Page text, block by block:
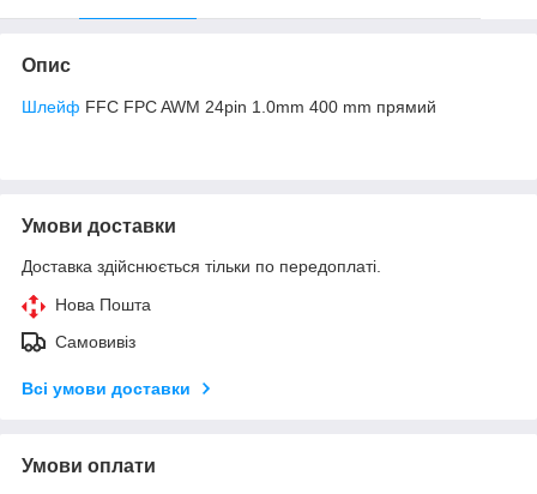
Опис
Шлейф FFC FPC AWM 24pin 1.0mm 400 mm прямий
Умови доставки
Доставка здійснюється тільки по передоплаті.
Нова Пошта
Самовивіз
Всі умови доставки
Умови оплати